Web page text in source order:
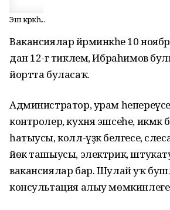
Эш кәрәкһә...
Вакансиялар йәрминкәһе 10 ноябрҙә
дан 12-гә тиклем, Ибраһимов
йортта буласаҡ.
Администратор, урам
контролер, кухня эшсеһе, икмәк
һатыусы, колл-үҙәк белгесе,
йөк ташыусы, электрик,
вакансиялар бар. Шулай уҡ
консультация алыу мөмкинлеге